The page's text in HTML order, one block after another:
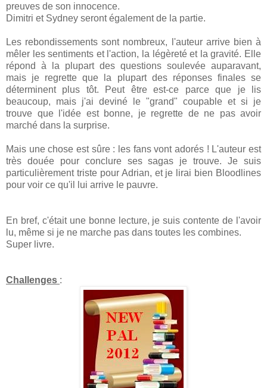
preuves de son innocence.
Dimitri et Sydney seront également de la partie.
Les rebondissements sont nombreux, l'auteur arrive bien à
mêler les sentiments et l'action, la légèreté et la gravité. Elle
répond à la plupart des questions soulevée auparavant,
mais je regrette que la plupart des réponses finales se
déterminent plus tôt. Peut être est-ce parce que je lis
beaucoup, mais j'ai deviné le "grand" coupable et si je
trouve que l'idée est bonne, je regrette de ne pas avoir
marché dans la surprise.
Mais une chose est sûre : les fans vont adorés ! L'auteur est
très douée pour conclure ses sagas je trouve. Je suis
particulièrement triste pour Adrian, et je lirai bien Bloodlines
pour voir ce qu'il lui arrive le pauvre.
En bref, c'était une bonne lecture, je suis contente de l'avoir
lu, même si je ne marche pas dans toutes les combines.
Super livre.
Challenges :